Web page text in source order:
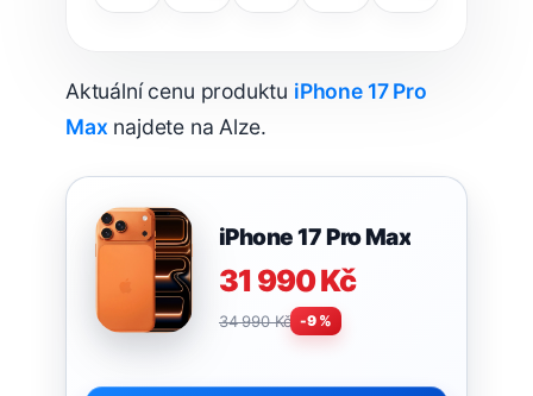
Aktuální cenu produktu iPhone 17 Pro
Max najdete na Alze.
iPhone 17 Pro Max
31 990 Kč
34 990 Kč -9 %